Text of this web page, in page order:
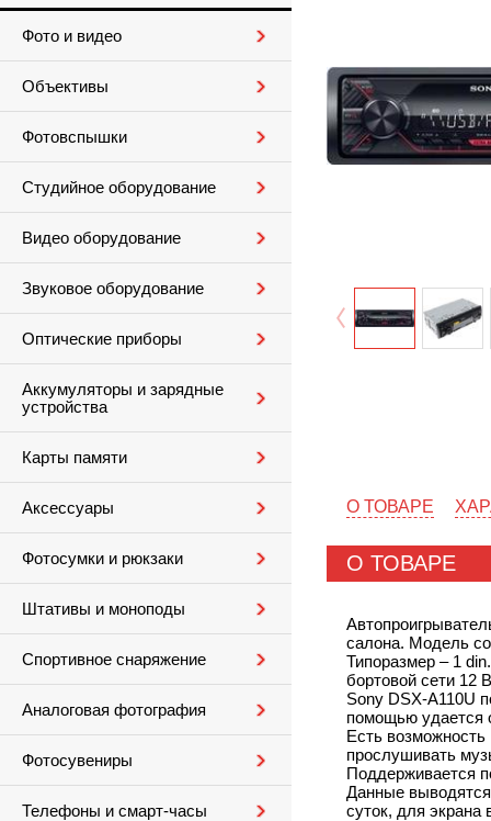
Фото и видео
Объективы
Фотовспышки
Студийное оборудование
Видео оборудование
Звуковое оборудование
Оптические приборы
Аккумуляторы и зарядные
устройства
Карты памяти
Аксессуары
Фотосумки и рюкзаки
Штативы и моноподы
Спортивное снаряжение
Аналоговая фотография
Фотосувениры
Телефоны и смарт-часы
О ТОВАРЕ
О ТОВАРЕ
салона. Модель
Типоразмер – 1
бортовой сети 12
Sony DSX-A110U
помощью удается
Есть
прослушивать
Поддерживается
Данные
суток, для экрана